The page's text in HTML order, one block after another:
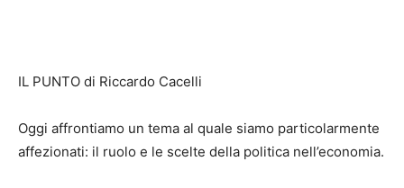
IL PUNTO di Riccardo Cacelli
Oggi affrontiamo un tema al quale siamo particolarmente
affezionati: il ruolo e le scelte della politica nell’economia.